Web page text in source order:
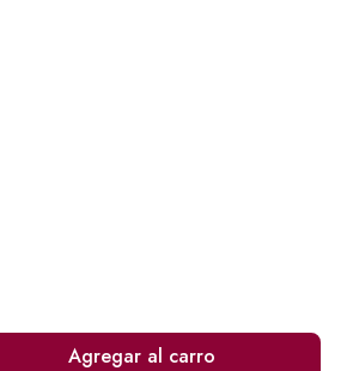
Agregar al carro